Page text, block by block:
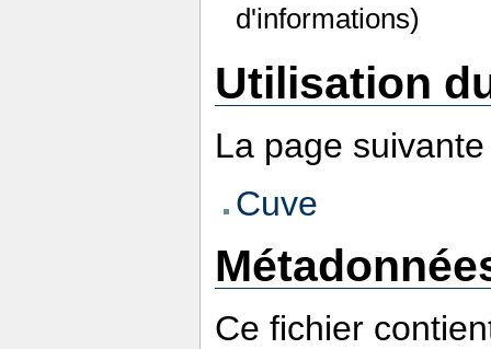
d'informations)
Utilisation
La page
Cuve
Ce fichier